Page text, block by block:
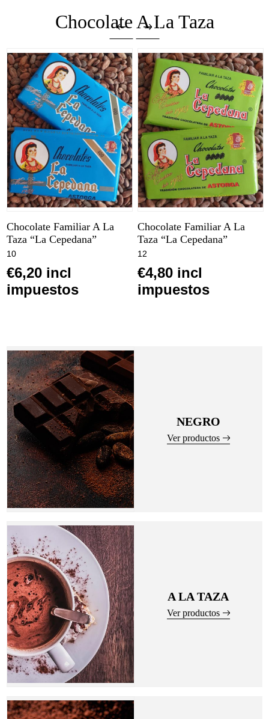
Chocolate A La Taza
Chocolate Familiar A La
Taza “La Cepedana”
10
€6,20 incl
impuestos
Chocolate Familiar A La
Taza “La Cepedana”
12
€4,80 incl
impuestos
NEGRO
Ver productos
A LA TAZA
Ver productos